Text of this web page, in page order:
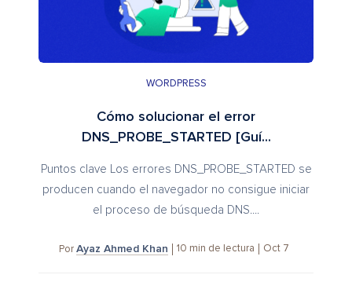
WORDPRESS
Cómo solucionar el error
DNS_PROBE_STARTED [Guí...
Puntos clave Los errores DNS_PROBE_STARTED se
producen cuando el navegador no consigue iniciar
el proceso de búsqueda DNS....
Por Ayaz Ahmed Khan 10 min de lectura Oct 7